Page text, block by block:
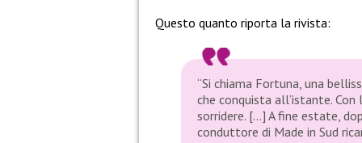
Questo quanto riporta la rivista:
“Si chiama Fortuna, una
che conquista all’istante.
sorridere. […] A fine estate,
conduttore di Made in Sud